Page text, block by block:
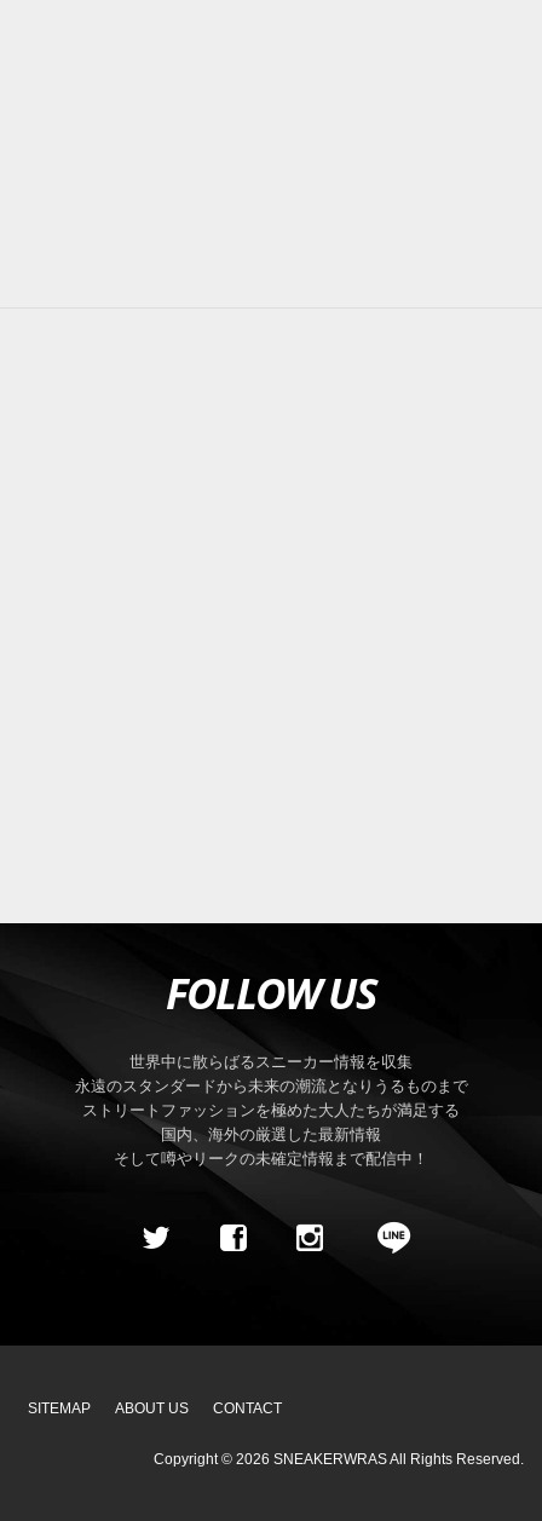
FOLLOW US
世界中に散らばるスニーカー情報を収集
永遠のスタンダードから未来の潮流となりうるものまで
ストリートファッションを極めた大人たちが満足する
国内、海外の厳選した最新情報
そして噂やリークの未確定情報まで配信中！
SITEMAP ABOUT US CONTACT
Copyright © 2026 SNEAKERWRASAll Rights Reserved.